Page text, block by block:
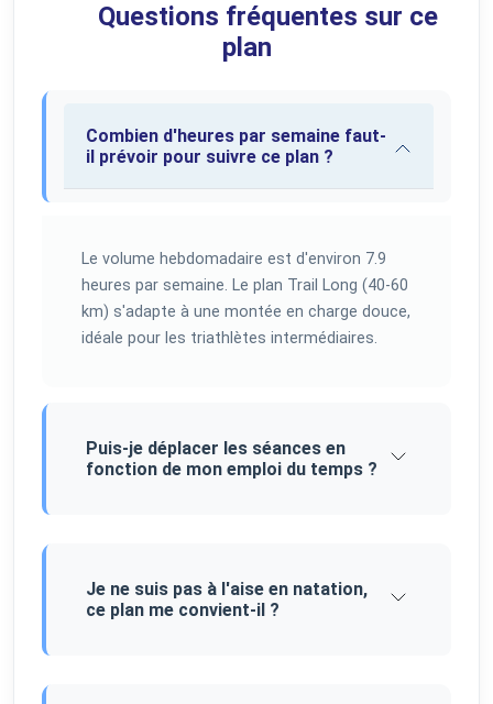
Questions fréquentes sur ce
plan
Combien d'heures par semaine faut-
il prévoir pour suivre ce plan ?
Le volume hebdomadaire est d'environ 7.9
heures par semaine. Le plan Trail Long (40-60
km) s'adapte à une montée en charge douce,
idéale pour les triathlètes intermédiaires.
Puis-je déplacer les séances en
fonction de mon emploi du temps ?
Je ne suis pas à l'aise en natation,
ce plan me convient-il ?